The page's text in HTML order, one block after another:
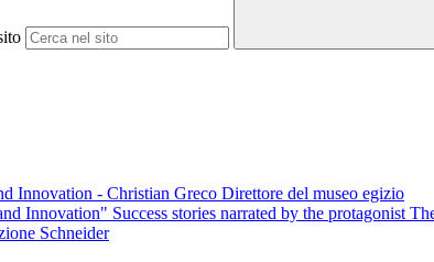
Innovation - Christian Greco Direttore del museo egizio
Innovation" Success stories narrated by the protagonist
Schneider